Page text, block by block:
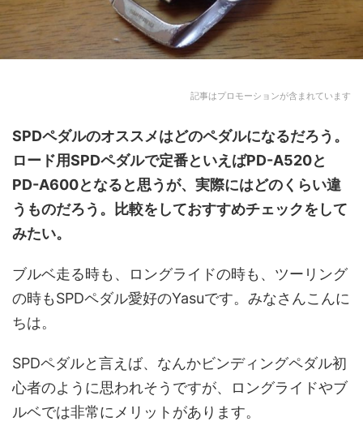
記事はプロモーションが含まれています
SPDペダルのオススメはどのペダルになるだろう。
ロード用SPDペダルで定番といえばPD-A520と
PD-A600となると思うが、実際にはどのくらい違
うものだろう。比較をしておすすめチェックをして
みたい。
ブルベ走る時も、ロングライドの時も、ツーリング
の時もSPDペダル愛好のYasuです。みなさんこんに
ちは。
SPDペダルと言えば、なんかビンディングペダル初
心者のように思われそうですが、ロングライドやブ
ルベでは非常にメリットがあります。